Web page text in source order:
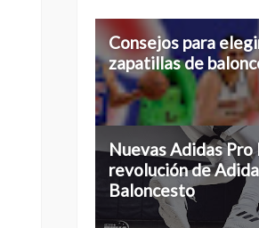
Consejos para
zapatillas de
Nuevas Adidas Pro
revolución de
Baloncesto